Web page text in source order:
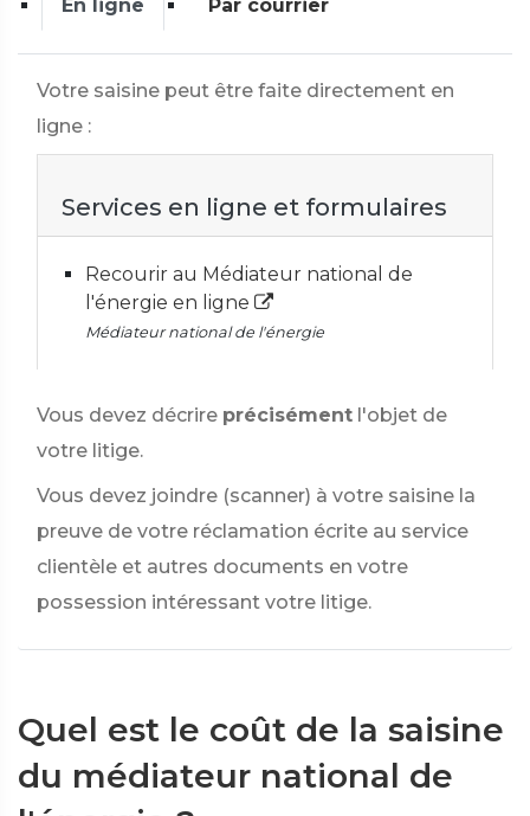
En ligne Par courrier
Votre saisine peut être faite directement en
ligne :
Services en ligne et formulaires
Recourir au Médiateur national de
l'énergie en ligne
Médiateur national de l'énergie
Vous devez décrire précisément l'objet de
votre litige.
Vous devez joindre (scanner) à votre saisine la
preuve de votre réclamation écrite au service
clientèle et autres documents en votre
possession intéressant votre litige.
Quel est le coût de la saisine
du médiateur national de